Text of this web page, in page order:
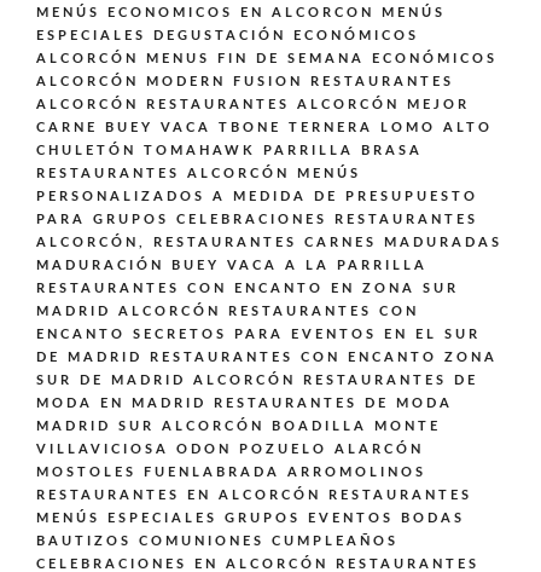
MENÚS ECONOMICOS EN ALCORCON
MENÚS
ESPECIALES DEGUSTACIÓN ECONÓMICOS
ALCORCÓN
MENUS FIN DE SEMANA ECONÓMICOS
ALCORCÓN
MODERN FUSION
RESTAURANTES
ALCORCÓN
RESTAURANTES ALCORCÓN MEJOR
CARNE BUEY VACA TBONE TERNERA LOMO ALTO
CHULETÓN TOMAHAWK PARRILLA BRASA
RESTAURANTES ALCORCÓN MENÚS
PERSONALIZADOS A MEDIDA DE PRESUPUESTO
PARA GRUPOS CELEBRACIONES
RESTAURANTES
ALCORCÓN,
RESTAURANTES CARNES MADURADAS
MADURACIÓN BUEY VACA A LA PARRILLA
RESTAURANTES CON ENCANTO EN ZONA SUR
MADRID ALCORCÓN
RESTAURANTES CON
ENCANTO SECRETOS PARA EVENTOS EN EL SUR
DE MADRID
RESTAURANTES CON ENCANTO ZONA
SUR DE MADRID ALCORCÓN
RESTAURANTES DE
MODA EN MADRID
RESTAURANTES DE MODA
MADRID SUR ALCORCÓN BOADILLA MONTE
VILLAVICIOSA ODON POZUELO ALARCÓN
MOSTOLES FUENLABRADA ARROMOLINOS
RESTAURANTES EN ALCORCÓN
RESTAURANTES
MENÚS ESPECIALES GRUPOS EVENTOS BODAS
BAUTIZOS COMUNIONES CUMPLEAÑOS
CELEBRACIONES EN ALCORCÓN
RESTAURANTES